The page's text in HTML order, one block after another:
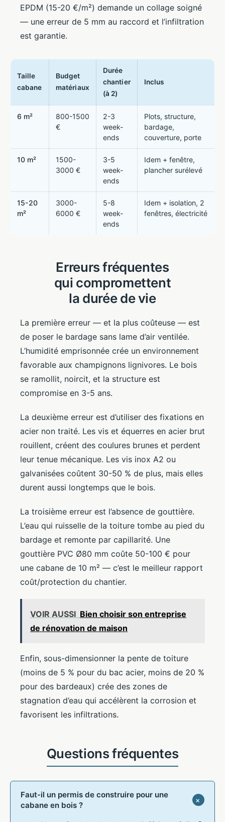
EPDM (15-20 €/m²) demande un collage soigné
— une erreur de 5 mm au raccord et l’infiltration
est garantie.
Taille
cabane
Budget
matériaux
Durée
chantier
(à 2)
Inclus
6 m²
800-1500
€
2-3
week-
ends
Plots, structure,
bardage,
couverture, porte
10 m²
1500-
3000 €
3-5
week-
ends
Idem + fenêtre,
plancher surélevé
15-20
m²
3000-
6000 €
5-8
week-
ends
Idem + isolation, 2
fenêtres, électricité
Erreurs fréquentes
qui compromettent
la durée de vie
La première erreur — et la plus coûteuse — est
de poser le bardage sans lame d’air ventilée.
L’humidité emprisonnée crée un environnement
favorable aux champignons lignivores. Le bois
se ramollit, noircit, et la structure est
compromise en 3-5 ans.
La deuxième erreur est d’utiliser des fixations en
acier non traité. Les vis et équerres en acier brut
rouillent, créent des coulures brunes et perdent
leur tenue mécanique. Les vis inox A2 ou
galvanisées coûtent 30-50 % de plus, mais elles
durent aussi longtemps que le bois.
La troisième erreur est l’absence de gouttière.
L’eau qui ruisselle de la toiture tombe au pied du
bardage et remonte par capillarité. Une
gouttière PVC Ø80 mm coûte 50-100 € pour
une cabane de 10 m² — c’est le meilleur rapport
coût/protection du chantier.
VOIR AUSSI Bien choisir son entreprise
de rénovation de maison
Enfin, sous-dimensionner la pente de toiture
(moins de 5 % pour du bac acier, moins de 20 %
pour des bardeaux) crée des zones de
stagnation d’eau qui accélèrent la corrosion et
favorisent les infiltrations.
Faut-il un permis de construire pour une
cabane en bois ?